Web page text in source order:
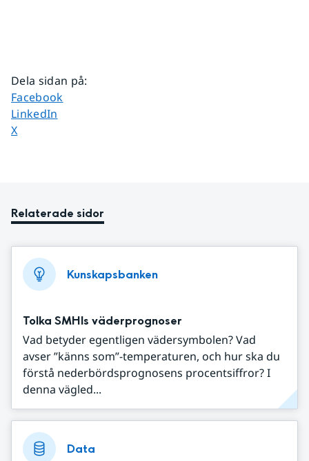
Dela sidan på:
Dela sidan på
Facebook
Dela sidan på
LinkedIn
Dela sidan på
X
Relaterade sidor
Kunskapsbanken
Tolka SMHIs väderprognoser
Vad betyder egentligen vädersymbolen? Vad
avser ”känns som”-temperaturen, och hur ska du
förstå nederbördsprognosens procentsiffror? I
denna vägled...
Data